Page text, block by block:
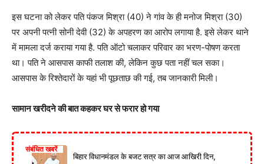
इस घटना को लेकर पति पंकज मिश्रा (40) ने गांव के ही मनोज मिश्रा (30)
पर अपनी पत्नी सोनी देवी (32) के अपहरण का आरोप लगाया है. इसे लेकर थाने
में मामला दर्ज कराया गया है. पति ऑटो चलाकर परिवार का भरण-पोषण करता
था। पति ने आसपास काफी तलाश की, लेकिन कुछ पता नहीं चल सका।
आसपास के रिश्तेदारों के यहां भी पूछताछ की गई, तब जानकारी मिली।
सामान खरीदने की बात कहकर घर से फरार हो गया
संबंधित खबरें
बिहार विधानमंडल के बजट सत्र का आज आखिरी दिन,